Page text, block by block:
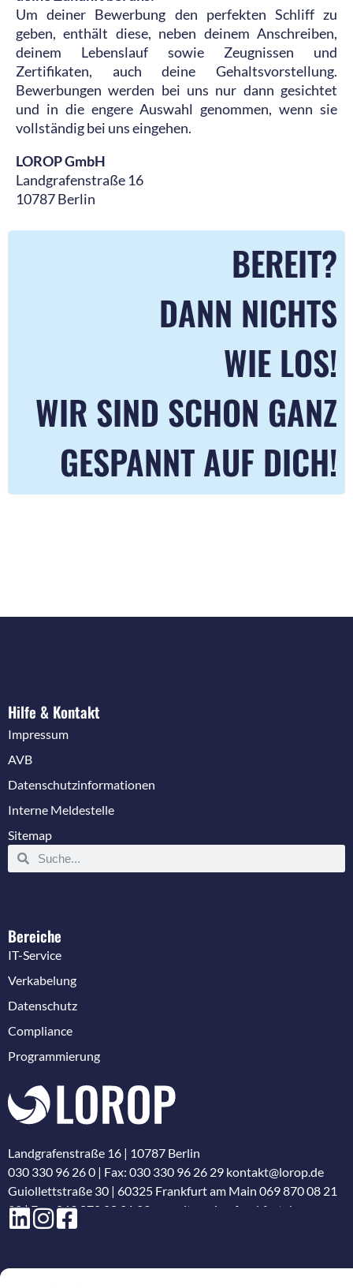
Um deiner Bewerbung den perfekten Schliff zu
geben, enthält diese, neben deinem Anschreiben,
deinem Lebenslauf sowie Zeugnissen und
Zertifikaten, auch deine Gehaltsvorstellung.
Bewerbungen werden bei uns nur dann gesichtet
und in die engere Auswahl genommen, wenn sie
vollständig bei uns eingehen.
LOROP GmbH
Landgrafenstraße 16
10787 Berlin
BEREIT?
DANN NICHTS
WIE LOS!
WIR SIND SCHON GANZ
GESPANNT AUF DICH!
Landgrafenstraße 16 | 10787 Berlin
030 330 96 26 0 | Fax: 030 330 96 26 29 kontakt@lorop.de
Guiollettstraße 30 | 60325 Frankfurt am Main 069 870 08 21
22| Fax: 069 870 08 21 29 www.itservice-frankfurt.de
Bereiche
IT-Service
Verkabelung
Datenschutz
Compliance
Programmierung
Hilfe & Kontakt
Impressum
AVB
Datenschutzinformationen
Interne Meldestelle
Sitemap